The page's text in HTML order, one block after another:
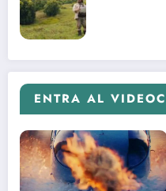
ENTRA AL